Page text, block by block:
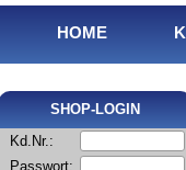
HOME
SHOP-LOGIN
Kd.Nr.:
Passwort: